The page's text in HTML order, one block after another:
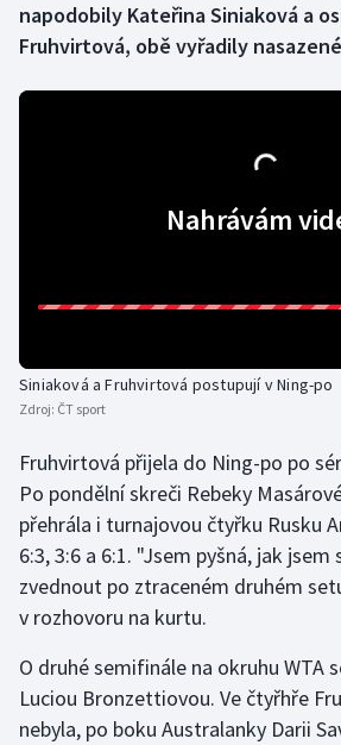
Box
Golf
Gymnastika
Házená
Jezdectví
Judo
Krasobruslení
Lezení
Lyže a snowboard
napodobily Kateřina Siniaková a
Fruhvirtová, obě vyřadily
Nahrávám
Siniaková a Fruhvirtová postupují v Ning-po
Zdroj: ČT sport
Fruhvirtová přijela do Ning-po po
Po pondělní skreči Rebeky
přehrála i turnajovou čtyřku Rusku
6:3, 3:6 a 6:1. "Jsem pyšná, jak jsem
zvednout po ztraceném druhém
v rozhovoru na kurtu.
O druhé semifinále na okruhu WTA
Luciou Bronzettiovou. Ve čtyřhře
nebyla, po boku Australanky Darii